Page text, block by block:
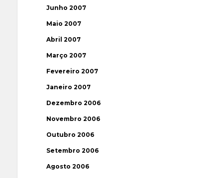
Junho 2007
Maio 2007
Abril 2007
Março 2007
Fevereiro 2007
Janeiro 2007
Dezembro 2006
Novembro 2006
Outubro 2006
Setembro 2006
Agosto 2006